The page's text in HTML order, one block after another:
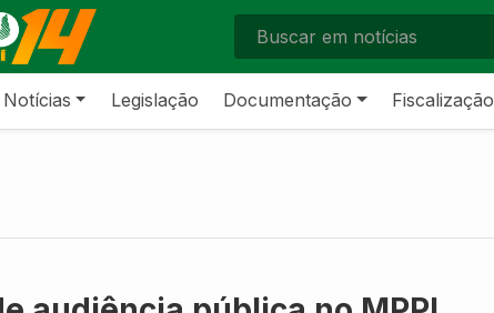
Notícias Legislação Documentação Fiscalização